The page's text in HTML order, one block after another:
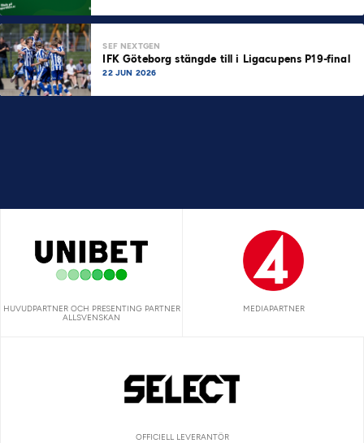
SEF NEXTGEN
IFK Göteborg stängde till i Ligacupens P19-final
22 JUN 2026
HUVUDPARTNER OCH PRESENTING PARTNER
ALLSVENSKAN
MEDIAPARTNER
OFFICIELL LEVERANTÖR